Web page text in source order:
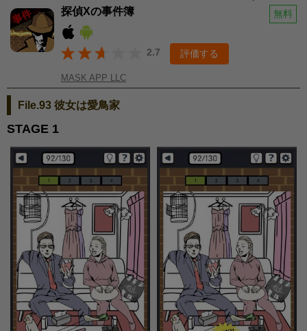
探偵Xの事件簿 無料
2.7 評価する
MASK APP LLC
File.93 彼女は愛鳥家
STAGE 1